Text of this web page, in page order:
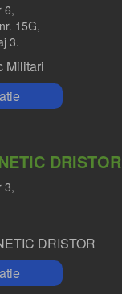
6,
15G,
3.
DRISTOR
3,